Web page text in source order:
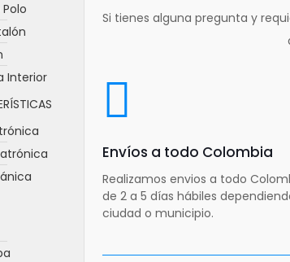
Si tienes alguna pregunta y
Envíos a todo Colombia
Realizamos envios a todo
de 2 a 5 días hábiles
ciudad o municipio.
Interior